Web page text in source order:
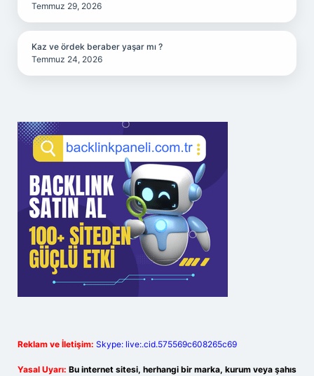
Temmuz 29, 2026
Kaz ve ördek beraber yaşar mı ?
Temmuz 24, 2026
Reklam ve İletişim: Skype: live:.cid.575569c608265c69
Yasal Uyarı: Bu internet sitesi, herhangi bir marka, kurum veya şahıs